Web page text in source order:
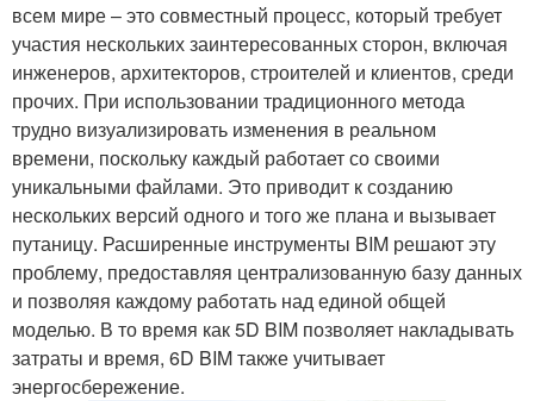
всем мире – это совместный процесс, который требует
участия нескольких заинтересованных сторон, включая
инженеров, архитекторов, строителей и клиентов, среди
прочих. При использовании традиционного метода
трудно визуализировать изменения в реальном
времени, поскольку каждый работает со своими
уникальными файлами. Это приводит к созданию
нескольких версий одного и того же плана и вызывает
путаницу. Расширенные инструменты BIM решают эту
проблему, предоставляя централизованную базу данных
и позволяя каждому работать над единой общей
моделью. В то время как 5D BIM позволяет накладывать
затраты и время, 6D BIM также учитывает
энергосбережение.